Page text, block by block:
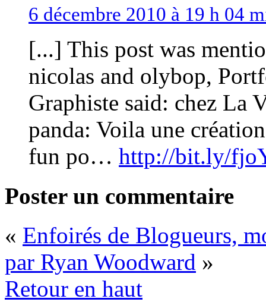
6 décembre 2010 à 19 h 04
[...] This post was
nicolas and olybop,
Graphiste said: chez La
panda: Voila une
fun po… http://bit.ly/
Poster un commentaire
« Enfoirés de Blogueurs,
par Ryan Woodward »
Retour en haut